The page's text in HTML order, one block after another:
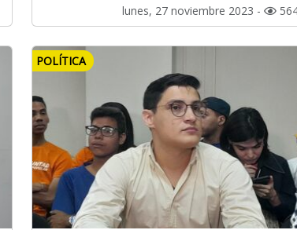
lunes, 27 noviembre 2023 -
POLÍTICA